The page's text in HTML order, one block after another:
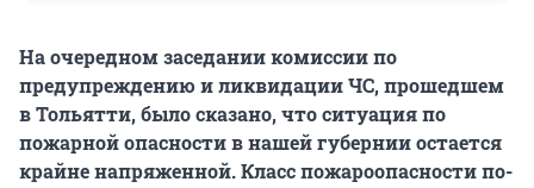
На очередном заседании комиссии по
предупреждению и ликвидации ЧС, прошедшем
в Тольятти, было сказано, что ситуация по
пожарной опасности в нашей губернии остается
крайне напряженной. Класс пожароопасности по-